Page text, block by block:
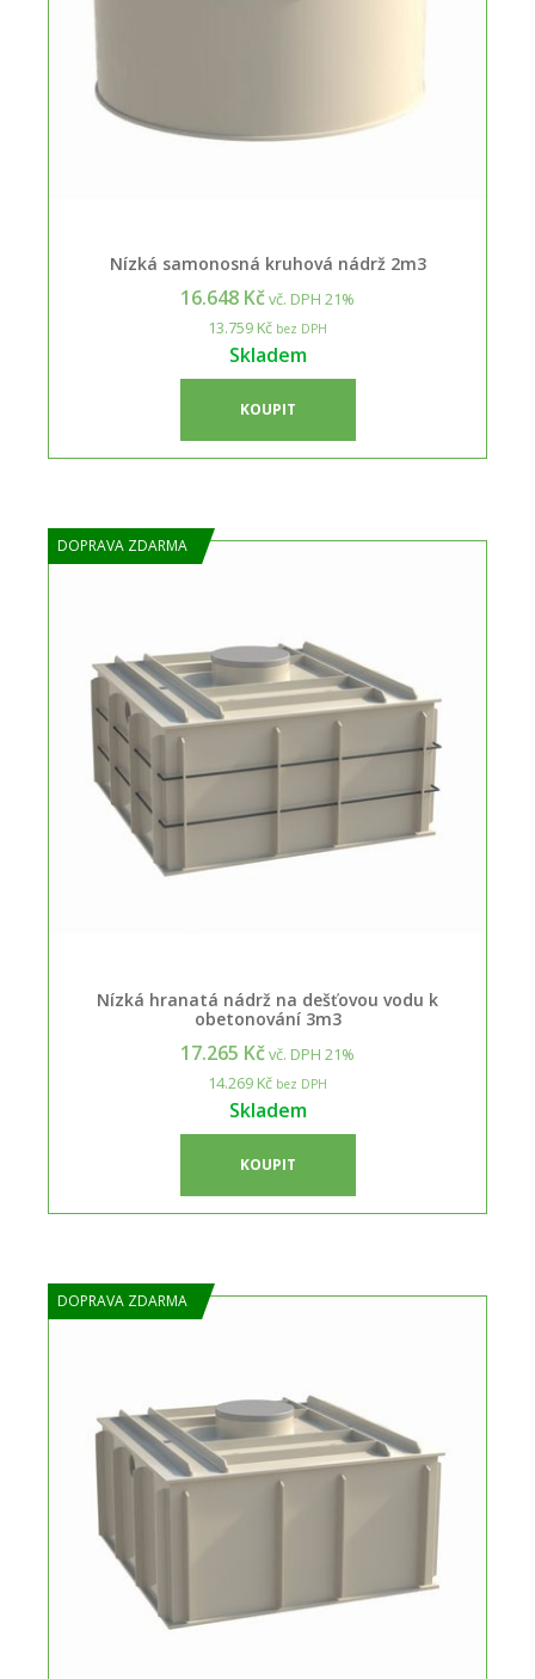
Nízká samonosná kruhová nádrž 2m3
16.648 Kčvč. DPH 21%
13.759 Kč bez DPH
Skladem
KOUPIT
DOPRAVA ZDARMA
Nízká hranatá nádrž na dešťovou vodu k
obetonování 3m3
17.265 Kčvč. DPH 21%
14.269 Kč bez DPH
Skladem
KOUPIT
DOPRAVA ZDARMA